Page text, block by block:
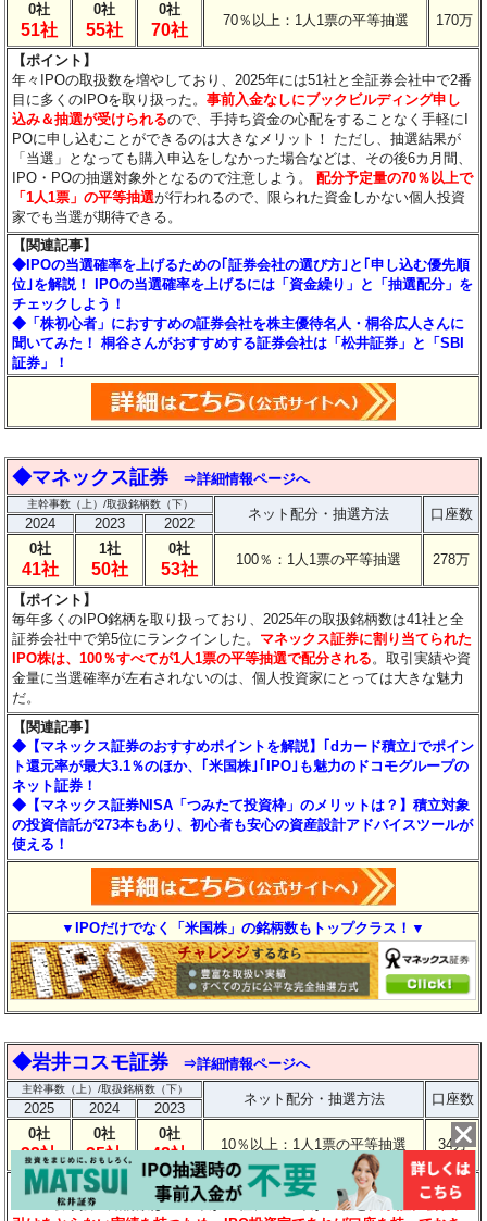
0社
51社
0社
55社
0社
70社
70％以上：1人1票の平等抽選 170万
【ポイント】
年々IPOの取扱数を増やしており、2025年には51社と全証券会社中で2番
目に多くのIPOを取り扱った。事前入金なしにブックビルディング申し
込み＆抽選が受けられるので、手持ち資金の心配をすることなく手軽にI
POに申し込むことができるのは大きなメリット！
ただし、抽選結果が
「当選」となっても購入申込をしなかった場合などは、その後6カ月間、
IPO・POの抽選対象外となるので注意しよう。配分予定量の70％以上で
「1人1票」の平等抽選が行われるので、限られた資金しかない個人投資
家でも当選が期待できる。
【関連記事】
◆IPOの当選確率を上げるための｢証券会社の選び方｣と｢申し込む優先順
位｣を解説！ IPOの当選確率を上げるには「資金繰り」と「抽選配分」を
チェックしよう！
◆「株初心者」におすすめの証券会社を株主優待名人・桐谷広人さんに
聞いてみた！ 桐谷さんがおすすめする証券会社は「松井証券」と「SBI
証券」！
◆マネックス証券 ⇒詳細情報ページへ
主幹事数（上）/取扱銘柄数（下）
ネット配分・抽選方法 口座数
2024 2023
2022
0社
41社
1社
50社
0社
53社
100％：1人1票の平等抽選 278万
【ポイント】
毎年多くのIPO銘柄を取り扱っており、2025年の取扱銘柄数は41社と全
証券会社中で第5位にランクインした。 マネックス証券に割り当てられた
IPO株は、100％すべてが1人1票の平等抽選で配分される。取引実績や資
金量に当選確率が左右されないのは、個人投資家にとっては大きな魅力
だ。
【関連記事】
◆【マネックス証券のおすすめポイントを解説】｢dカード積立｣でポイン
ト還元率が最大3.1％のほか、｢米国株｣｢IPO｣も魅力のドコモグループの
ネット証券！
◆【マネックス証券NISA「つみたて投資枠」のメリットは？】積立対象
の投資信託が273本もあり、初心者も安心の資産設計アドバイスツールが
使える！
▼IPOだけでなく「米国株」の銘柄数もトップクラス！▼
◆岩井コスモ証券 ⇒詳細情報ページへ
主幹事数（上）/取扱銘柄数（下）
ネット配分・抽選方法 口座数
2025 2024
2023
0社
32社
0社
35社
0社
42社
10％以上：1人1票の平等抽選 34万
【ポイント】
IPOの取り扱い銘柄数は2023年が42社、2024年が35社と
大手証券会社に